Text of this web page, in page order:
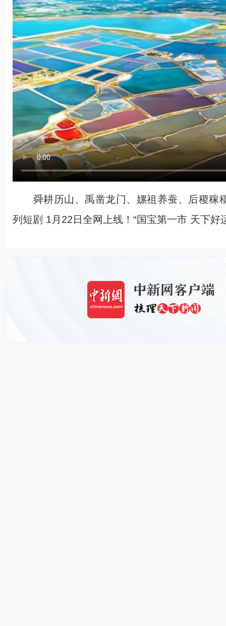
舜耕历山、禹凿龙门、嫘祖养蚕、后稷稼
列短剧 1月22日全网上线！“国宝第一市 天下好